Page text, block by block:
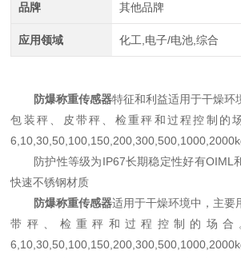
品牌 其他品牌
应用领域 化工,电子/电池,综合
防爆称重传感器特征和利益适用于干燥环
包装秤、皮带秤、检重秤和过程控制的
防护性等级为IP67长期稳定性好有OIML
快速不锈钢材质
防爆称重传感器适用于干燥环境中，主要
带秤、检重秤和过程控制的场合